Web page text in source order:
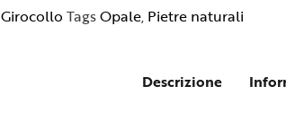
Girocollo TagsOpale, Pietre naturali
Descrizione